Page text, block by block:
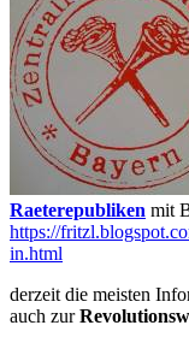
Raeterepubliken mit
https://
in.html
derzeit die meisten
auch zur